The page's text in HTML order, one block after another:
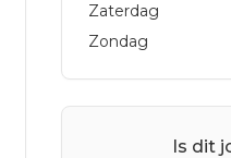
Zaterdag
Zondag
Is dit